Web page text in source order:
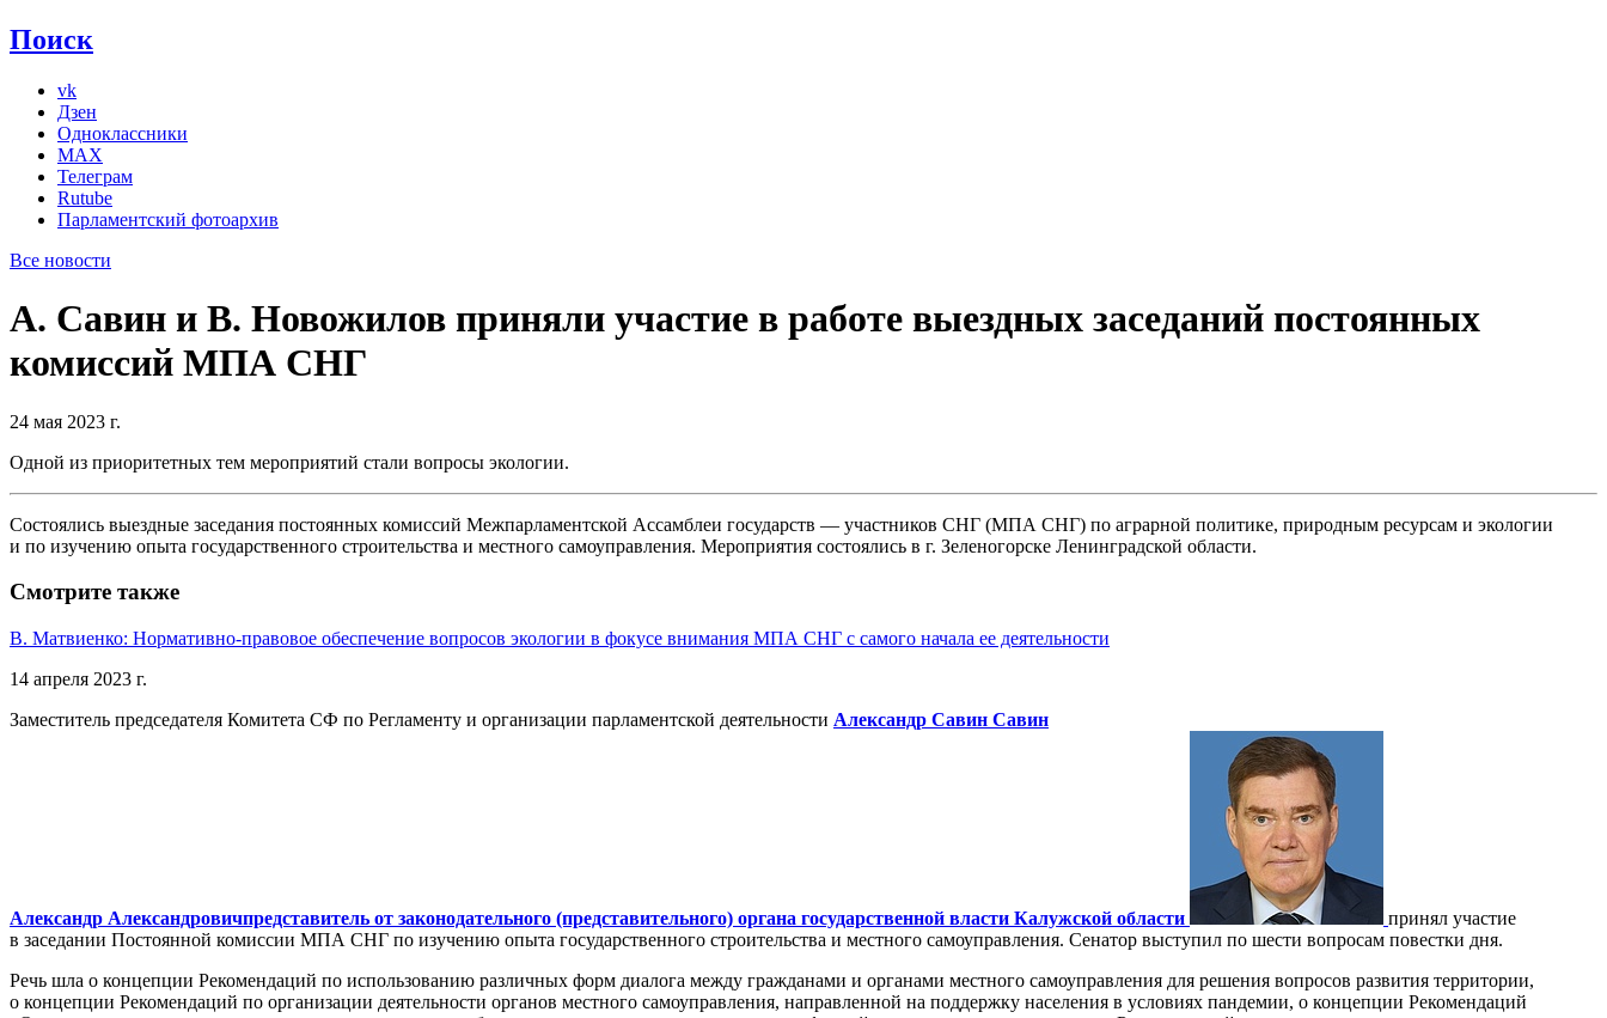
Поиск
vk
Дзен
Одноклассники
MAX
Телеграм
Rutube
Парламентский фотоархив
Все новости
А. Савин и В. Новожилов приняли участие в работе выездных заседаний постоянных
комиссий МПА СНГ
24 мая 2023 г.
Одной из приоритетных тем мероприятий стали вопросы экологии.
Состоялись выездные заседания постоянных комиссий Межпарламентской Ассамблеи государств — участников СНГ (МПА СНГ) по аграрной политике, природным ресурсам и экологии
и по изучению опыта государственного строительства и местного самоуправления. Мероприятия состоялись в г. Зеленогорске Ленинградской области.
Смотрите также
В. Матвиенко: Нормативно-правовое обеспечение вопросов экологии в фокусе внимания МПА СНГ с самого начала ее деятельности
14 апреля 2023 г.
Заместитель председателя Комитета СФ по Регламенту и организации парламентской деятельности Александр Савин Савин
Александр Александровичпредставитель от законодательного (представительного) органа государственной власти Калужской области
принял участие
в заседании Постоянной комиссии МПА СНГ по изучению опыта государственного строительства и местного самоуправления. Сенатор выступил по шести вопросам повестки дня.
Речь шла о концепции Рекомендаций по использованию различных форм диалога между гражданами и органами местного самоуправления для решения вопросов развития территории,
о концепции Рекомендаций по организации деятельности органов местного самоуправления, направленной на поддержку населения в условиях пандемии, о концепции Рекомендаций